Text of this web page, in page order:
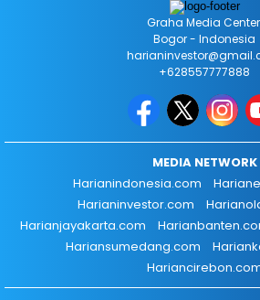
Graha Media
Bogor - Indonesia
+628557777888
MEDIA NETWORK
Harianindonesia.com
Harianinvestor.com
Harianjayakarta.com
Hariansumedang.com